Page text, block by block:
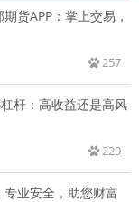
货APP：掌上交易，
257
杆：高收益还是高风
229
业安全，助您财富